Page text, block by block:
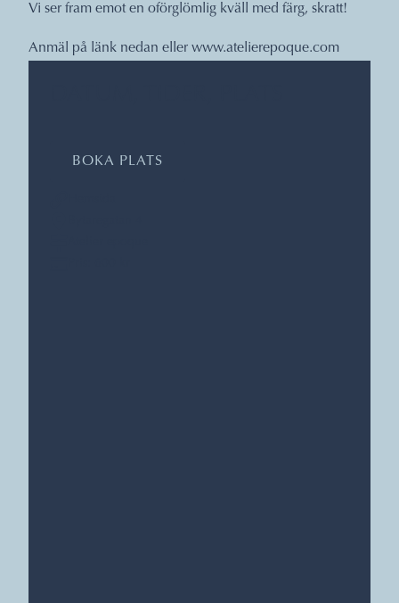
Vi ser fram emot en oförglömlig kväll med färg, skratt!
Anmäl på länk nedan eller www.atelierepoque.com
BOKA PLATS